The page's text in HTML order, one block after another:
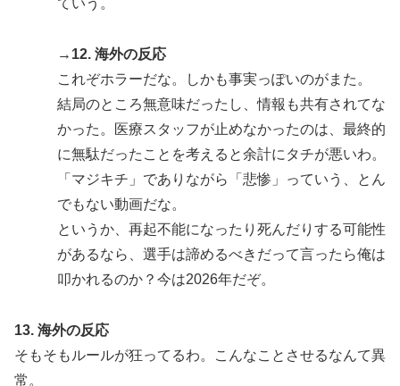
ていう。
→12. 海外の反応
これぞホラーだな。しかも事実っぽいのがまた。
結局のところ無意味だったし、情報も共有されてな
かった。医療スタッフが止めなかったのは、最終的
に無駄だったことを考えると余計にタチが悪いわ。
「マジキチ」でありながら「悲惨」っていう、とん
でもない動画だな。
というか、再起不能になったり死んだりする可能性
があるなら、選手は諦めるべきだって言ったら俺は
叩かれるのか？今は2026年だぞ。
13. 海外の反応
そもそもルールが狂ってるわ。こんなことさせるなんて異
常。